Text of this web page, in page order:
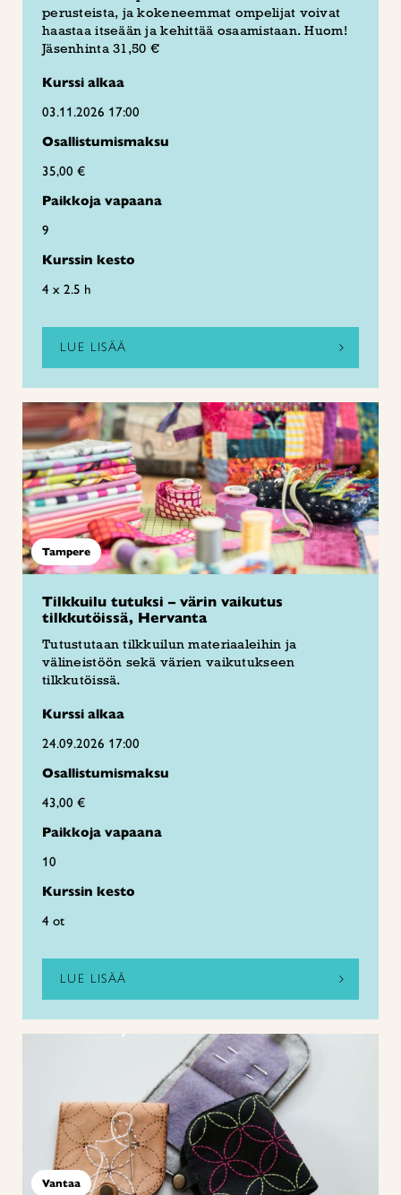
perusteista, ja kokeneemmat ompelijat voivat
haastaa itseään ja kehittää osaamistaan. Huom!
Jäsenhinta 31,50 €
Kurssi alkaa
03.11.2026 17:00
Osallistumismaksu
35,00 €
Paikkoja vapaana
9
Kurssin kesto
4 x 2.5 h
LUE LISÄÄ
Tampere
Tilkkuilu tutuksi – värin vaikutus
tilkkutöissä, Hervanta
Tutustutaan tilkkuilun materiaaleihin ja
välineistöön sekä värien vaikutukseen
tilkkutöissä.
Kurssi alkaa
24.09.2026 17:00
Osallistumismaksu
43,00 €
Paikkoja vapaana
10
Kurssin kesto
4 ot
LUE LISÄÄ
Vantaa